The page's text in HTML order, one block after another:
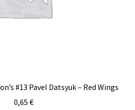
#13 Pavel Datsyuk – Red Wings
0,65 €